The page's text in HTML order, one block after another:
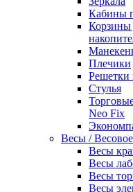
Кабины
Корзины
Плечики
Решетки
Стулья
Neo Fix
Весы /
Весы
Весы
Весы
Весы